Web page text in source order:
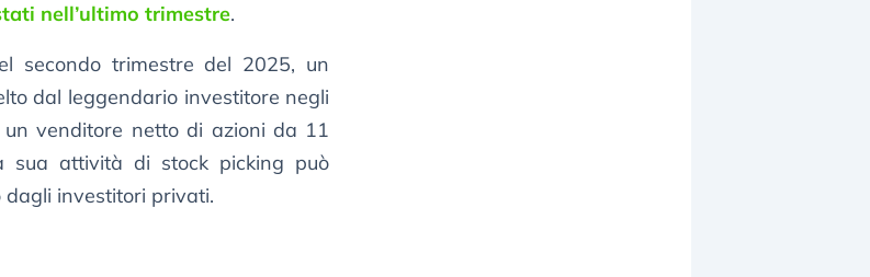
nell’ultimo trimestre.
secondo trimestre del 2025, un
dal leggendario investitore negli
venditore netto di azioni da 11
sua attività di stock picking può
investitori privati.